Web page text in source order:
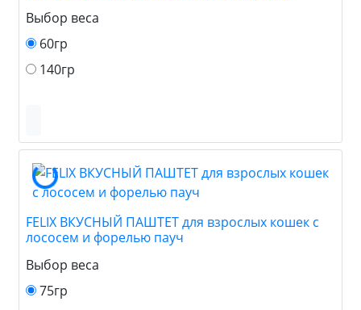
Выбор веса
60гр
140гр
FELIX ВКУСНЫЙ ПАШТЕТ для взрослых кошек с
лососем и форелью пауч
Выбор веса
75гр